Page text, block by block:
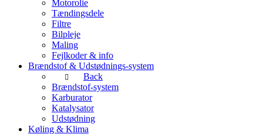
Motorolie
Tændingsdele
Filtre
Bilpleje
Maling
Fejlkoder & info
Brændstof & Udstødnings-system
Back
Brændstof-system
Karburator
Katalysator
Udstødning
Køling & Klima